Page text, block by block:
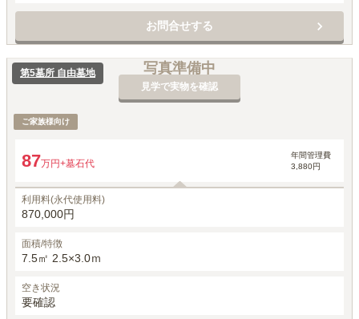
お問合せする
写真準備中
見学で実物を確認
第5墓所 自由墓地
ご家族様向け
87万円+墓石代
年間管理費
3,880円
利用料(永代使用料)
870,000円
面積/特徴
7.5㎡ 2.5×3.0ｍ
空き状況
要確認